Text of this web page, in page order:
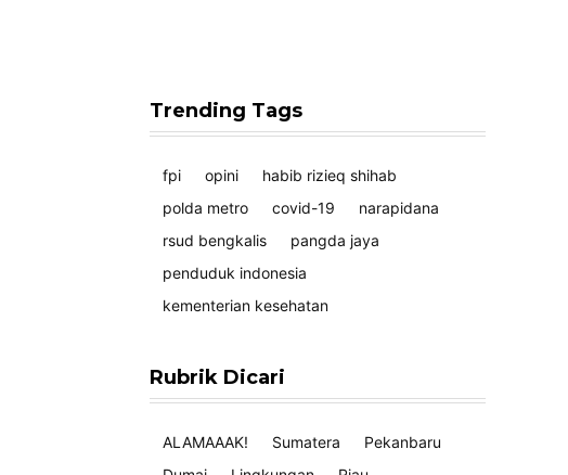
Trending Tags
fpi opini
habib rizieq shihab
polda metro
covid-19
narapidana
rsud bengkalis
pangda jaya
penduduk indonesia
kementerian kesehatan
Rubrik Dicari
ALAMAAAK! Sumatera
Pekanbaru